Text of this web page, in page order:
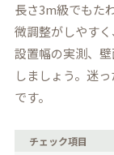
長さ3m級でもた
微調整がしやす
設置幅の実測、
しましょう。迷
です。
チェック項目